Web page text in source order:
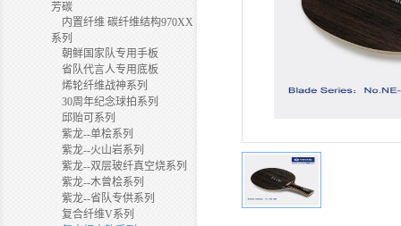
芳碳
内置纤维 碳纤维结构970XX
系列
朝鲜国家队专用手板
省队代言人专用底板
烯轮纤维战神系列
30周年纪念球拍系列
邱贻可系列
紫龙--单桧系列
紫龙--火山岩系列
紫龙--双层玻纤真空烧系列
紫龙--木曾桧系列
紫龙--省队专供系列
复合纤维V系列